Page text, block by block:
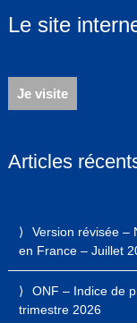
Le site
Je visite
Articles
Version révisée –
en France – Juillet
ONF – Indice de
trimestre 2026